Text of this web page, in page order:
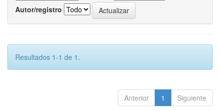
Autor/registro
Resultados 1-1 de 1.
Anterior 1 Siguiente